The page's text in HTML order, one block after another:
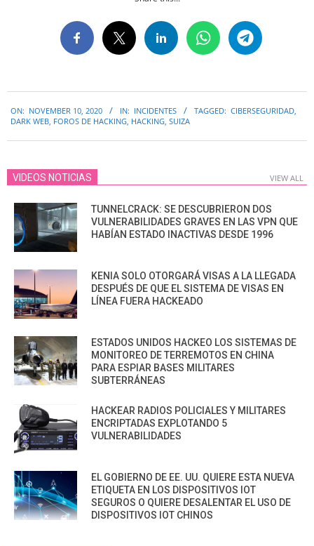
11-
ON: NOVEMBER 10, 2020 IN: INCIDENTES TAGGED: CIBERSEGURIDAD,
DARK WEB, FOROS DE HACKING, HACKING, SUIZA
VIDEOS NOTICIAS VIEW ALL
TUNNELCRACK: SE DESCUBRIERON DOS
VULNERABILIDADES GRAVES EN LAS VPN QUE
HABÍAN ESTADO INACTIVAS DESDE 1996
KENIA SOLO OTORGARÁ VISAS A LA LLEGADA
DESPUÉS DE QUE EL SISTEMA DE VISAS EN
LÍNEA FUERA HACKEADO
ESTADOS UNIDOS HACKEO LOS SISTEMAS DE
MONITOREO DE TERREMOTOS EN CHINA
PARA ESPIAR BASES MILITARES
SUBTERRÁNEAS
HACKEAR RADIOS POLICIALES Y MILITARES
ENCRIPTADAS EXPLOTANDO 5
VULNERABILIDADES
EL GOBIERNO DE EE. UU. QUIERE ESTA NUEVA
ETIQUETA EN LOS DISPOSITIVOS IOT
SEGUROS O QUIERE DESALENTAR EL USO DE
DISPOSITIVOS IOT CHINOS